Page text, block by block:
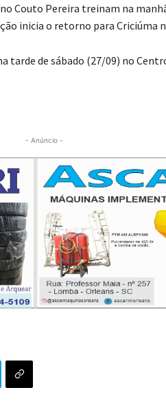
Couto Pereira treinam na
inicia o retorno para Criciúma
tarde de sábado (27/09) no
- Anúncio -